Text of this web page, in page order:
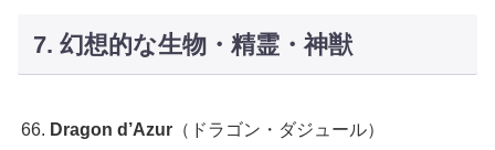
7. 幻想的な生物・精霊・神獣
Dragon d’Azur （ドラゴン・ダジュール）